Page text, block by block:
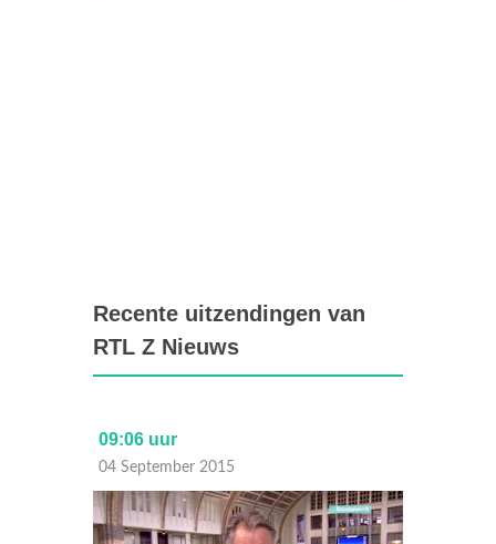
Recente uitzendingen van
RTL Z Nieuws
09:06 uur
04 September 2015